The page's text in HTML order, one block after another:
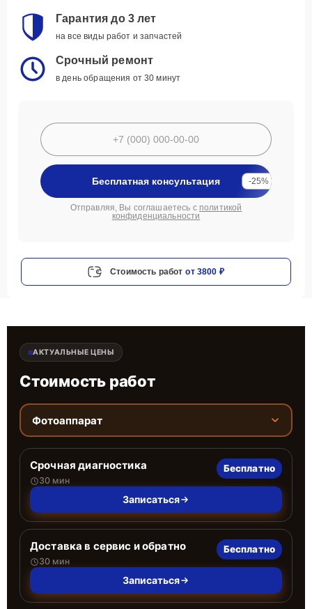
Гарантия до 3 лет
на все виды работ и запчастей
Срочный ремонт
в день обращения от 30 минут
Бесплатная консультация -25%
Отправляя, Вы соглашаетесь с политикой
конфиденциальности
Стоимость работ от 3800 ₽
АКТУАЛЬНЫЕ ЦЕНЫ
Стоимость работ
Фотоаппарат
Срочная диагностика
30 мин
Бесплатно
Записаться
Доставка в сервис и обратно
30 мин
Бесплатно
Записаться